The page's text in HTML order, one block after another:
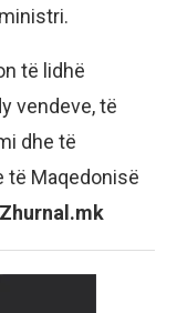
të lidhë
vendeve, të
dhe të
të Maqedonisë
Zhurnal.mk